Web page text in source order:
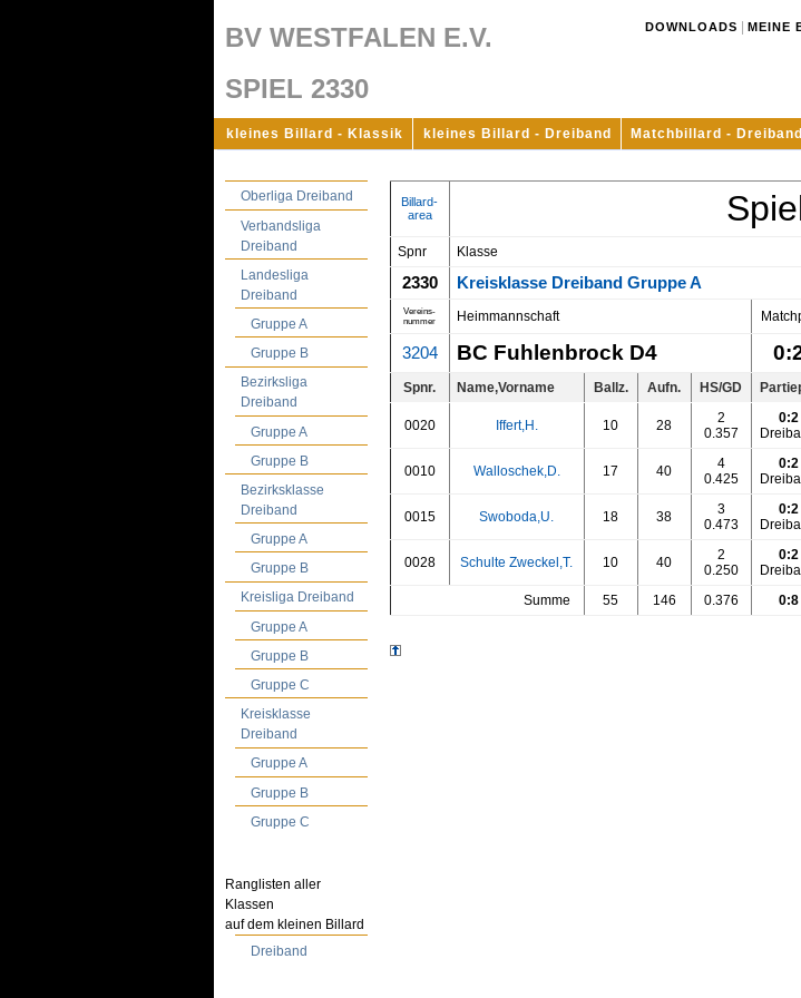
BV WESTFALEN E.V. DOWNLOADS MEINE
SPIEL 2330
kleines Billard - Klassik kleines Billard - Dreiband Matchbillard - Dreiband
Oberliga Dreiband
Verbandsliga
Dreiband
Landesliga
Dreiband
Gruppe A
Gruppe B
Bezirksliga
Dreiband
Gruppe A
Gruppe B
Bezirksklasse
Dreiband
Gruppe A
Gruppe B
Kreisliga Dreiband
Gruppe A
Gruppe B
Gruppe C
Kreisklasse
Dreiband
Gruppe A
Gruppe B
Gruppe C
Ranglisten aller
Klassen
auf dem kleinen Billard
Dreiband
Billard-
area
Spnr Klasse
2330 Kreisklasse Dreiband Gruppe A
Vereins-
nummer
Heimmannschaft
3204 BC Fuhlenbrock D4
Spnr. Name,Vorname Ballz. Aufn. HS/GD
0020 Iffert,H. 10 28
2
0.357
0:2
0010 Walloschek,D. 17 40
4
0.425
0:2
0015 Swoboda,U. 18 38
3
0.473
0:2
0028 Schulte Zweckel,T. 10 40
2
0.250
0:2
Summe 55 146 0.376 0:8